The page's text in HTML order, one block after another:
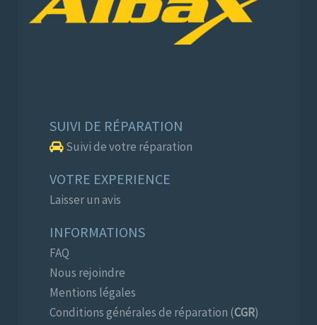
SUIVI DE RÉPARATION
Suivi de votre réparation
VOTRE EXPERIENCE
Laisser un avis
INFORMATIONS
FAQ
Nous rejoindre
Mentions légales
Conditions générales de réparation (CGR)